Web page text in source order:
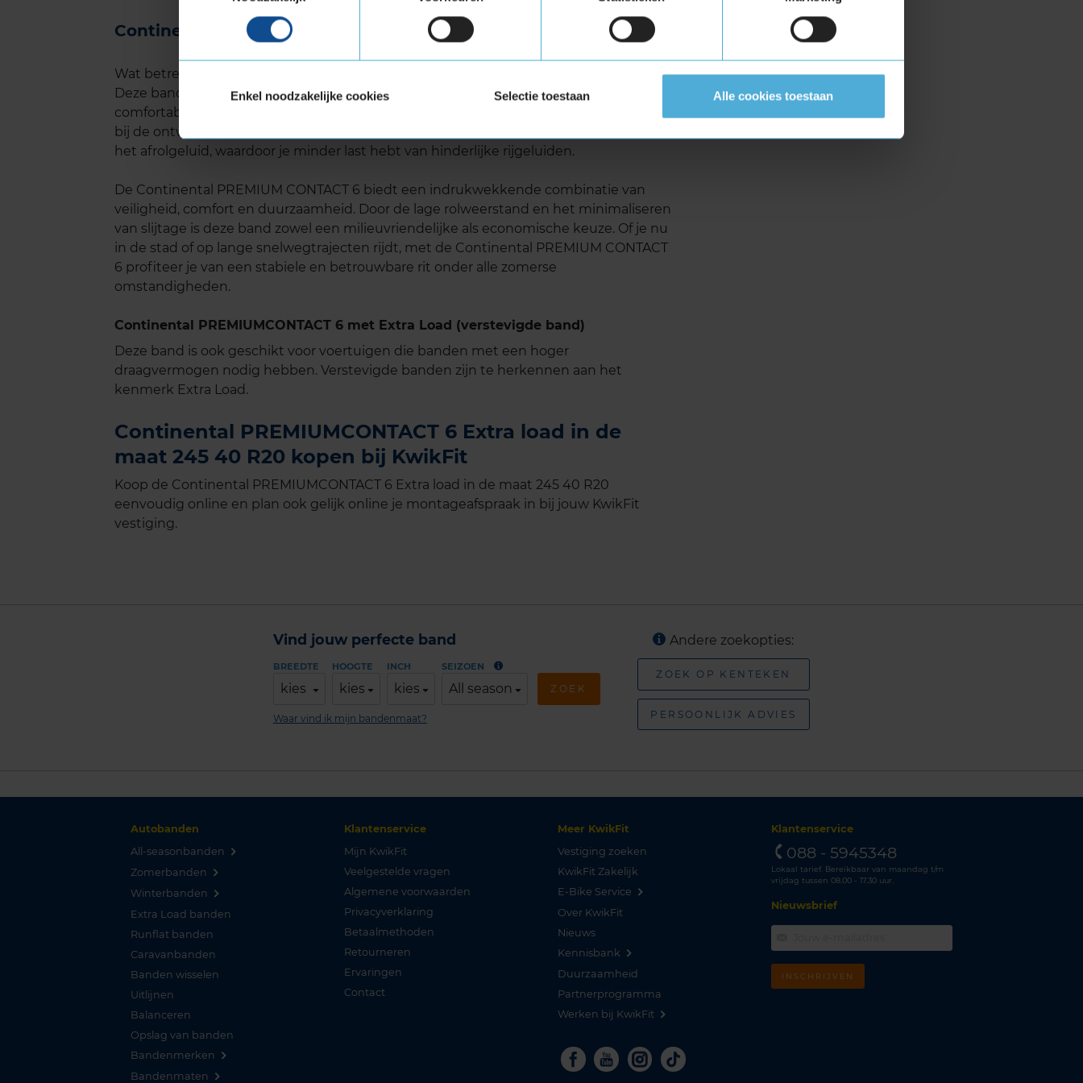
Enkel noodzakelijke cookies Selectie toestaan Alle cookies toestaan
Continental PREMIUM CONTACT 6 geluid
Wat betreft het geluidsniveau scoort de Continental PREMIUM CONTACT 6 zeer goed.
Deze band behoort tot de stillere zomerbanden in zijn klasse. Dit zorgt voor een
comfortabelere rijervaring, zeker op langere ritten of op snelwegen. Continental heeft
bij de ontwikkeling van deze band extra aandacht besteed aan het verminderen van
het afrolgeluid, waardoor je minder last hebt van hinderlijke rijgeluiden.
De Continental PREMIUM CONTACT 6 biedt een indrukwekkende combinatie van
veiligheid, comfort en duurzaamheid. Door de lage rolweerstand en het minimaliseren
van slijtage is deze band zowel een milieuvriendelijke als economische keuze. Of je nu
in de stad of op lange snelwegtrajecten rijdt, met de Continental PREMIUM CONTACT
6 profiteer je van een stabiele en betrouwbare rit onder alle zomerse
omstandigheden.
Continental PREMIUMCONTACT 6 met Extra Load (verstevigde band)
Deze band is ook geschikt voor voertuigen die banden met een hoger
draagvermogen nodig hebben. Verstevigde banden zijn te herkennen aan het
kenmerk Extra Load.
Continental PREMIUMCONTACT 6 Extra load in de
maat 245 40 R20 kopen bij KwikFit
Koop de Continental PREMIUMCONTACT 6 Extra load in de maat 245 40 R20
eenvoudig online en plan ook gelijk online je montageafspraak in bij jouw KwikFit
vestiging.
Vind jouw perfecte band
BREEDTE
kies
HOOGTE
kies
INCH
kies
SEIZOEN
All season ZOEK
Waar vind ik mijn bandenmaat?
Andere zoekopties:
ZOEK OP KENTEKEN
PERSOONLIJK ADVIES
Autobanden
All-seasonbanden
Zomerbanden
Winterbanden
Extra Load banden
Runflat banden
Caravanbanden
Banden wisselen
Uitlijnen
Balanceren
Opslag van banden
Bandenmerken
Bandenmaten
Klantenservice
Mijn KwikFit
Veelgestelde vragen
Algemene voorwaarden
Privacyverklaring
Betaalmethoden
Retourneren
Ervaringen
Contact
Meer KwikFit
Vestiging zoeken
KwikFit Zakelijk
E-Bike Service
Over KwikFit
Nieuws
Kennisbank
Duurzaamheid
Partnerprogramma
Werken bij KwikFit
Facebook
YoutubeInstagram
Tiktok
Klantenservice
088 - 5945348
Lokaal tarief. Bereikbaar van maandag t/m
vrijdag tussen 08.00 - 17.30 uur.
Nieuwsbrief
INSCHRIJVEN